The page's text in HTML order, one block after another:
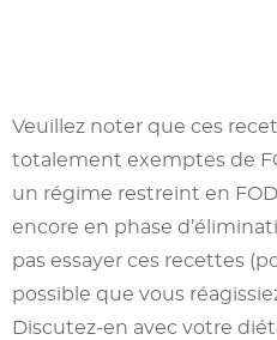
Veuillez noter que ces
totalement exemptes de
un régime restreint en
encore en phase
pas essayer ces recettes
possible que vous
Discutez-en avec votre